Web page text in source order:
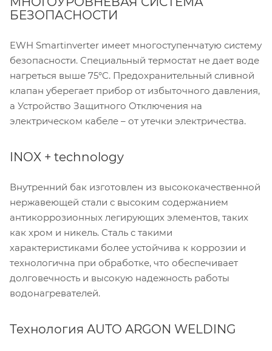
БЕЗОПАСНОСТИ
EWH Smartinverter имеет многоступенчатую систему
безопасности. Специальный термостат не дает воде
нагреться выше 75°C. Предохранительный сливной
клапан уберегает прибор от избыточного давления,
а Устройство Защитного Отключения на
электрическом кабеле – от утечки электричества.
INOX + technology
Внутренний бак изготовлен из высококачественной
нержавеющей стали с высоким содержанием
антикоррозионных легирующих элементов, таких
как хром и никель. Сталь с такими
характеристиками более устойчива к коррозии и
технологична при обработке, что обеспечивает
долговечность и высокую надежность работы
водонагревателей.
Технология AUTO ARGON WELDING